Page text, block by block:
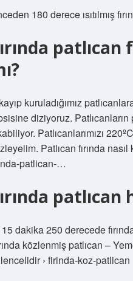
180 derece ısıtılmış
patlıcan
kuruladığımız
diziyoruz.
Patlıcanlarımızı
Patlıcan fırında
patlican-…
dakika 250 derecede
közlenmiş patlıcan –
› firinda-koz-patlican